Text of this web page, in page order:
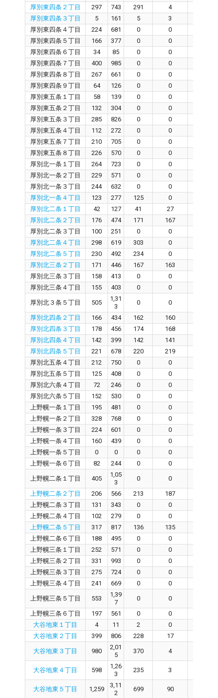
厚別東四条２丁目
297 743 291 4
厚別東四条３丁目
5 161 5 3
厚別東四条４丁目
224 681 0 0
厚別東四条５丁目
166 377 0 0
厚別東四条６丁目
34 85 0 0
厚別東四条７丁目
400 985 0 0
厚別東四条８丁目
267 661 0 0
厚別東四条９丁目
64 126 0 0
厚別東五条１丁目
58 139 0 0
厚別東五条２丁目
132 304 0 0
厚別東五条３丁目
285 826 0 0
厚別東五条４丁目
112 272 0 0
厚別東五条７丁目
210 705 0 0
厚別東五条８丁目
226 570 0 0
厚別北一条１丁目
264 723 0 0
厚別北一条２丁目
229 571 0 0
厚別北一条３丁目
244 632 0 0
厚別北一条４丁目
123 277 125 0
厚別北二条１丁目
42 127 41 27
厚別北二条２丁目
176 474 171 167
厚別北二条３丁目
100 251 0 0
厚別北二条４丁目
298 619 303 0
厚別北二条５丁目
230 492 234 0
厚別北三条２丁目
171 446 167 163
厚別北三条３丁目
158 413 0 0
厚別北三条４丁目
155 403 0 0
厚別北３条５丁目 505
1,31
3
0 0
厚別北四条２丁目 166 434 162 160
厚別北四条３丁目
178 456 174 168
厚別北四条４丁目
142 399 142 141
厚別北四条５丁目
221 678 220 219
厚別北五条４丁目
212 750 0 0
厚別北五条５丁目
125 408 0 0
厚別北六条４丁目
72 246 0 0
厚別北六条５丁目
152 530 0 0
上野幌一条１丁目
195 481 0 0
上野幌一条２丁目
328 768 0 0
上野幌一条３丁目
224 601 0 0
上野幌一条４丁目
160 439 0 0
上野幌一条５丁目
0 0 0 0
上野幌一条６丁目
82 244 0 0
上野幌二条１丁目 405
1,05
3
0 0
上野幌二条２丁目 206 566 213 187
上野幌二条３丁目
131 343 0 0
上野幌二条４丁目
102 279 0 0
上野幌二条５丁目
317 817 136 135
上野幌二条６丁目
188 495 0 0
上野幌三条１丁目
252 571 0 0
上野幌三条２丁目
331 993 0 0
上野幌三条３丁目
275 724 0 0
上野幌三条４丁目
241 669 0 0
上野幌三条５丁目 553
1,39
7
0 0
上野幌三条６丁目 197 561 0 0
大谷地東１丁目
4 11 2 0
大谷地東２丁目
399 806 228 17
大谷地東３丁目 980
2,01
5
370 4
大谷地東４丁目 598
1,26
3
235 3
大谷地東５丁目 1,259
3,11
2
699 90